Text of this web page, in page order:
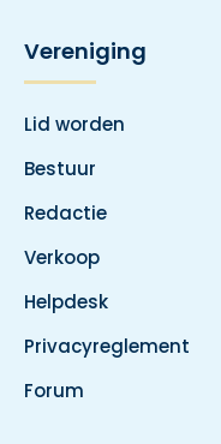
Vereniging
Lid worden
Bestuur
Redactie
Verkoop
Helpdesk
Privacyreglement
Forum